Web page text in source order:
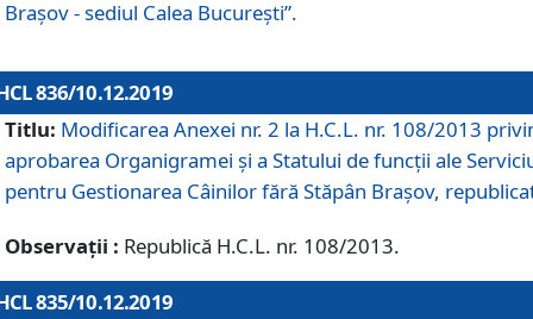
Brașov - sediul Calea București”.
836/10.12.2019
Titlu: Modificarea Anexei nr. 2 la H.C.L. nr. 108/2013
aprobarea Organigramei şi a Statului de funcții ale
pentru Gestionarea Câinilor fără Stăpân Brașov,
Observații : Republică H.C.L. nr. 108/2013.
835/10.12.2019